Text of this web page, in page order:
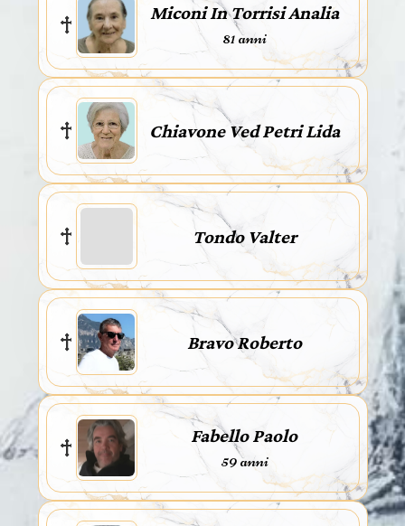
Miconi In Torrisi Analia
81 anni
Chiavone Ved Petri Lida
Tondo Valter
Bravo Roberto
Fabello Paolo
59 anni